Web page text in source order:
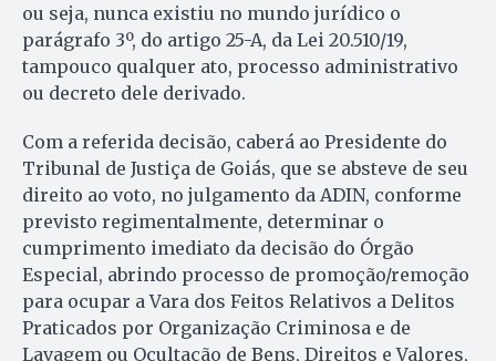
ou seja, nunca existiu no mundo jurídico o
parágrafo 3º, do artigo 25-A, da Lei 20.510/19,
tampouco qualquer ato, processo administrativo
ou decreto dele derivado.
Com a referida decisão, caberá ao Presidente do
Tribunal de Justiça de Goiás, que se absteve de seu
direito ao voto, no julgamento da ADIN, conforme
previsto regimentalmente, determinar o
cumprimento imediato da decisão do Órgão
Especial, abrindo processo de promoção/remoção
para ocupar a Vara dos Feitos Relativos a Delitos
Praticados por Organização Criminosa e de
Lavagem ou Ocultação de Bens, Direitos e Valores,